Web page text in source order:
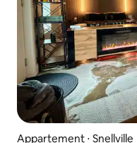
Appartement ⋅ Snellville